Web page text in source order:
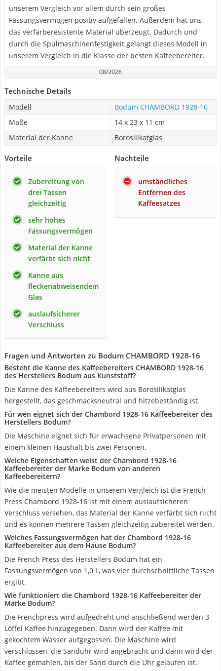
unserem Vergleich vor allem durch sein großes
Fassungsvermögen positiv aufgefallen. Außerdem hat uns
das verfärberesistente Material überzeugt. Dadurch und
durch die Spülmaschinenfestigkeit gelangt dieses Modell in
unserem Vergleich in die Klasse der besten Kaffeebereiter.
08/2026
Technische Details
Modell
Bodum CHAMBORD 1928-16
Maße
14 x 23 x 11 cm
Material der Kanne
Borosilikatglas
Vorteile
Zubereitung von
drei Tassen
gleichzeitig
sehr hohes
Fassungsvermögen
Material der Kanne
verfärbt sich nicht
Kanne aus
fleckenabweisendem
Glas
auslaufsicherer
Verschluss
Nachteile
umständliches
Entfernen des
Kaffeesatzes
Fragen und Antworten zu Bodum CHAMBORD 1928-16
Besteht die Kanne des Kaffeebereiters CHAMBORD 1928-16
des Herstellers Bodum aus Kunststoff?
Die Kanne des Kaffeebereiters wird aus Borosilikatglas
hergestellt, das geschmacksneutral und hitzebeständig ist.
Für wen eignet sich der Chambord 1928-16 Kaffeebereiter des
Herstellers Bodum?
Die Maschine eignet sich für erwachsene Privatpersonen mit
einem kleinen Haushalt bis zwei Personen.
Welche Eigenschaften weist der Chambord 1928-16
Kaffeebereiter der Marke Bodum von anderen
Kaffeebereitern?
Wie die meisten Modelle in unserem Vergleich ist die French
Press Chambord 1928-16 ist mit einem auslaufsicheren
Verschluss versehen, das Material der Kanne verfärbt sich nicht
und es können mehrere Tassen gleichzeitig zubereitet werden.
Welches Fassungsvermögen hat der Chambord 1928-16
Kaffeebereiter aus dem Hause Bodum?
Die French Press des Herstellers Bodum hat ein
Fassungsvermögen von 1,0 L, was vier durchschnittliche Tassen
ergibt.
Wie funktioniert die Chambord 1928-16 Kaffeebereiter der
Marke Bodum?
Die Frenchpress wird aufgedreht und anschließend werden 3
Löffel Kaffee hinzugegeben. Dann wird der Kaffee mit
gekochtem Wasser aufgegossen. Die Maschine wird
verschlossen, die Sanduhr wird angebracht und dann wird der
Kaffee gemahlen, bis der Sand durch die Uhr gelaufen ist.